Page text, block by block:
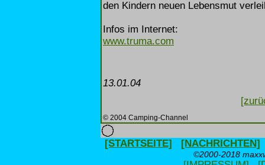
den Kindern neuen Lebensmut
Infos im Internet:
www.truma.com
13.01.04
© 2004 Camping-Channel
[STARTSEITE] [NACHRICHTEN]
©2000-2018